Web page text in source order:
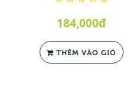
184,000đ
THÊM VÀO GIỎ